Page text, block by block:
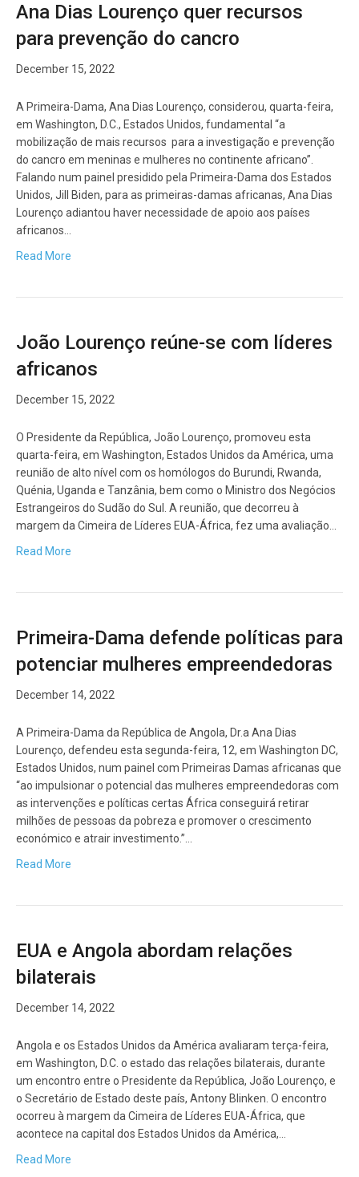
Ana Dias Lourenço quer recursos
para prevenção do cancro
December 15, 2022
A Primeira-Dama, Ana Dias Lourenço, considerou, quarta-feira,
em Washington, D.C., Estados Unidos, fundamental “a
mobilização de mais recursos para a investigação e prevenção
do cancro em meninas e mulheres no continente africano”.
Falando num painel presidido pela Primeira-Dama dos Estados
Unidos, Jill Biden, para as primeiras-damas africanas, Ana Dias
Lourenço adiantou haver necessidade de apoio aos países
africanos…
Read More
João Lourenço reúne-se com líderes
africanos
December 15, 2022
O Presidente da República, João Lourenço, promoveu esta
quarta-feira, em Washington, Estados Unidos da América, uma
reunião de alto nível com os homólogos do Burundi, Rwanda,
Quénia, Uganda e Tanzânia, bem como o Ministro dos Negócios
Estrangeiros do Sudão do Sul. A reunião, que decorreu à
margem da Cimeira de Líderes EUA-África, fez uma avaliação…
Read More
Primeira-Dama defende políticas para
potenciar mulheres empreendedoras
December 14, 2022
A Primeira-Dama da República de Angola, Dr.a Ana Dias
Lourenço, defendeu esta segunda-feira, 12, em Washington DC,
Estados Unidos, num painel com Primeiras Damas africanas que
“ao impulsionar o potencial das mulheres empreendedoras com
as intervenções e políticas certas África conseguirá retirar
milhões de pessoas da pobreza e promover o crescimento
económico e atrair investimento.”…
Read More
EUA e Angola abordam relações
bilaterais
December 14, 2022
Angola e os Estados Unidos da América avaliaram terça-feira,
em Washington, D.C. o estado das relações bilaterais, durante
um encontro entre o Presidente da República, João Lourenço, e
o Secretário de Estado deste país, Antony Blinken. O encontro
ocorreu à margem da Cimeira de Líderes EUA-África, que
acontece na capital dos Estados Unidos da América,…
Read More